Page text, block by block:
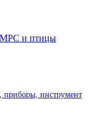
МРС и птицы
приборы, инструмент